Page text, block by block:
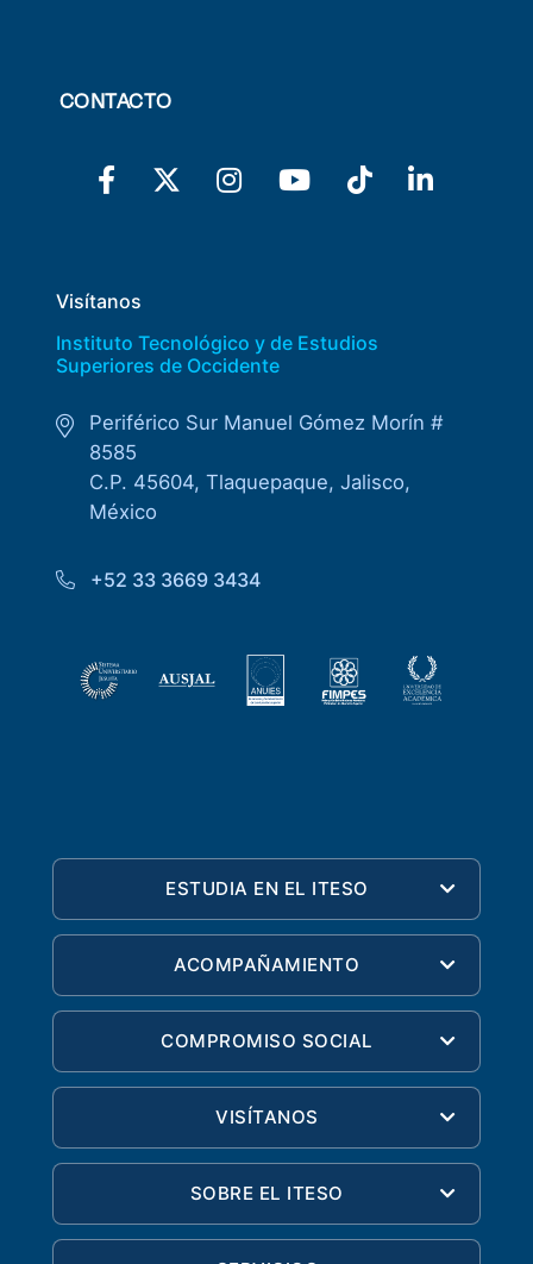
CONTACTO
Visítanos
Instituto Tecnológico y de Estudios
Superiores de Occidente
Periférico Sur Manuel Gómez Morín #
8585
C.P. 45604, Tlaquepaque, Jalisco,
México
+52 33 3669 3434
ESTUDIA EN EL ITESO
ACOMPAÑAMIENTO
COMPROMISO SOCIAL
VISÍTANOS
SOBRE EL ITESO